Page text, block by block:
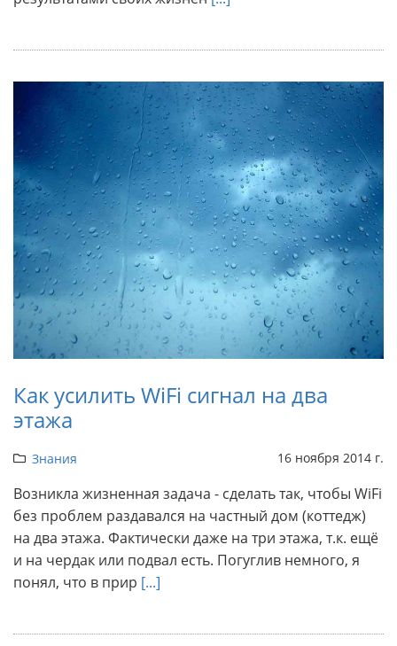
Как усилить WiFi сигнал на два
этажа
Знания 16 ноября 2014 г.
Возникла жизненная задача - сделать так, чтобы WiFi
без проблем раздавался на частный дом (коттедж)
на два этажа. Фактически даже на три этажа, т.к. ещё
и на чердак или подвал есть. Погуглив немного, я
понял, что в прир [...]